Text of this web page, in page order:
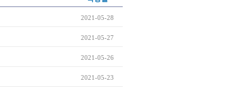
2021-05-28
2021-05-27
2021-05-26
2021-05-23